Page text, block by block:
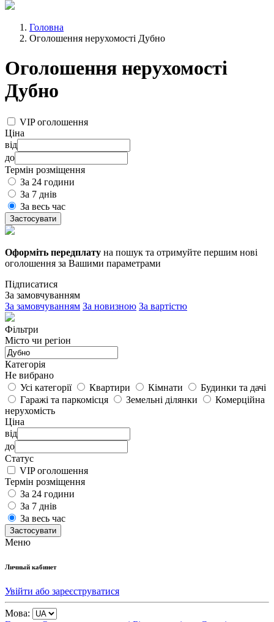
Головна
Оголошення нерухомості Дубно
Оголошення нерухомості
Дубно
VIP оголошення
Ціна
від
до
Термін розміщення
За 24 години
За 7 днів
За весь час
Застосувати
Оформіть передплату на пошук та отримуйте першим нові
оголошення за Вашими параметрами
Підписатися
За замовчуванням
За замовчуванням За новизною За вартістю
Фільтри
Місто чи регіон
Категорія
Не вибрано
Усі категорії
Квартири Кімнати
Будинки та дачі
Гаражі та паркомісця
Земельні ділянки
Комерційна
нерухомість
Ціна
від
до
Статус
VIP оголошення
Термін розміщення
За 24 години
За 7 днів
За весь час
Застосувати
Меню
Личный кабинет
Увійти або зареєструватися
Мова: